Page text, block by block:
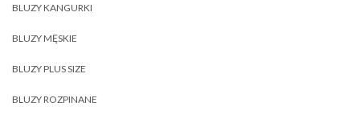
BLUZY KANGURKI
BLUZY MĘSKIE
BLUZY PLUS SIZE
BLUZY ROZPINANE